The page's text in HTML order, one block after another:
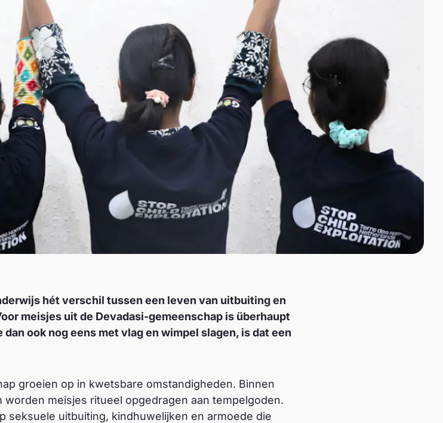
hét verschil tussen een leven van uitbuiting en
meisjes uit de Devadasi-gemeenschap is überhaupt
ook nog eens met vlag en wimpel slagen, is dat een
groeien op in kwetsbare omstandigheden. Binnen
meisjes ritueel opgedragen aan tempelgoden.
seksuele uitbuiting, kindhuwelijken en armoede die